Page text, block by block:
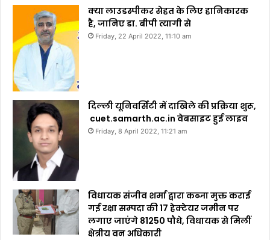
क्या लाउडस्पीकर सेहत के लिए हानिकारक
है, जानिए डा. बीपी त्यागी से
Friday, 22 April 2022, 11:10 am
दिल्ली यूनिवर्सिटी में दाखिले की प्रक्रिया शुरू,
cuet.samarth.ac.in वेबसाइट हुई लाइव
Friday, 8 April 2022, 11:21 am
विधायक संजीव शर्मा द्वारा कब्जा मुक्त कराई
गई रक्षा सम्पदा की 17 हेक्टेयर जमीन पर
लगाए जाएंगे 81250 पौधे, विधायक से मिलीं
क्षेत्रीय वन अधिकारी